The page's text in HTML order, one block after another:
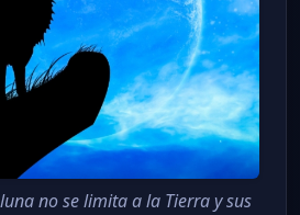
no se limita a la Tierra y sus